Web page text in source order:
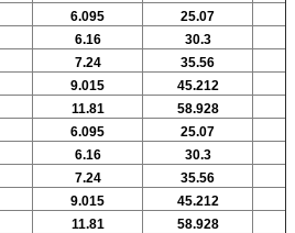
6.095 25.07
6.16 30.3
7.24 35.56
9.015 45.212
11.81 58.928
6.095 25.07
6.16 30.3
7.24 35.56
9.015 45.212
11.81 58.928